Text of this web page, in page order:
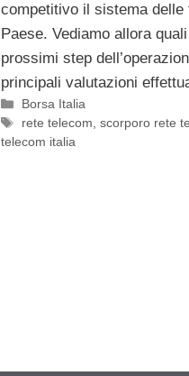
competitivo il sistema delle
Paese. Vediamo allora
prossimi step
principali valutazioni
Categorie
Borsa Italia
Tag
rete telecom,scorporo rete
telecom italia